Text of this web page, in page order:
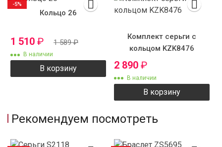
Кольцо 26
1 510 ₽ 1 589₽
В наличии
В корзину
-5%
Комплект серьги с
кольцом KZK8476
2 890 ₽
В наличии
В корзину
Рекомендуем посмотреть